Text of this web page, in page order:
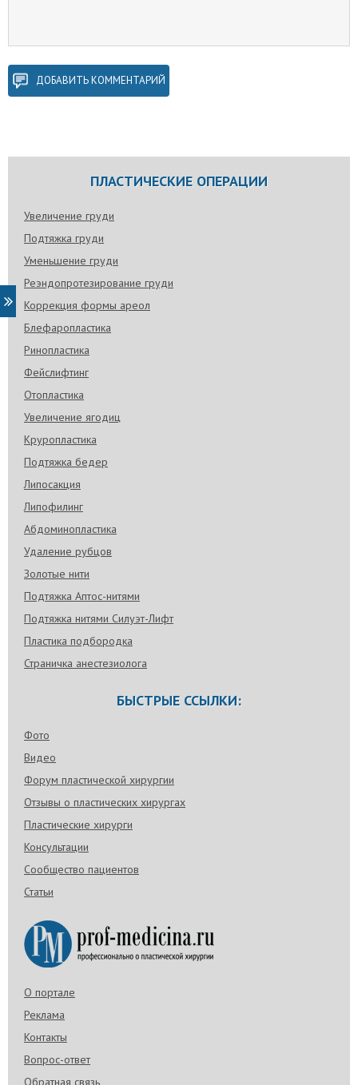
ДОБАВИТЬ КОММЕНТАРИЙ
ПЛАСТИЧЕСКИЕ ОПЕРАЦИИ
Увеличение груди
Подтяжка груди
Уменьшение груди
Реэндопротезирование груди
Коррекция формы ареол
Блефаропластика
Ринопластика
Фейслифтинг
Отопластика
Увеличение ягодиц
Круропластика
Подтяжка бедер
Липосакция
Липофилинг
Абдоминопластика
Удаление рубцов
Золотые нити
Подтяжка Аптос-нитями
Подтяжка нитями Силуэт-Лифт
Пластика подбородка
Страничка анестезиолога
БЫСТРЫЕ ССЫЛКИ:
Фото
Видео
Форум пластической хирургии
Отзывы о пластических хирургах
Пластические хирурги
Консультации
Сообщество пациентов
Статьи
О портале
Реклама
Контакты
Вопрос-ответ
Обратная связь